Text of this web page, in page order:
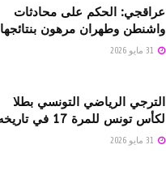
عراقجي: الحكم على محادثات
واشنطن وطهران مرهون بنتائجها
الترجي الرياضي التونسي بطلا
لكأس تونس للمرة 17 في تاريخه